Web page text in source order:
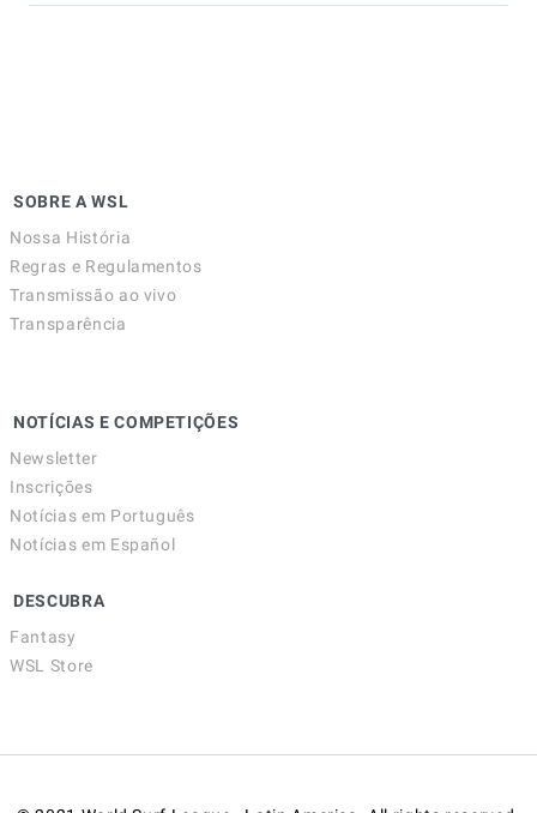
SOBRE A WSL
Nossa História
Regras e Regulamentos
Transmissão ao vivo
Transparência
NOTÍCIAS E COMPETIÇÕES
Newsletter
Inscrições
Notícias em Português
Notícias em Español
DESCUBRA
Fantasy
WSL Store